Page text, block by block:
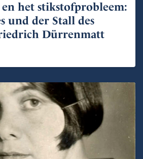
en het stikstofprobleem:
und der Stall des
Dürrenmatt